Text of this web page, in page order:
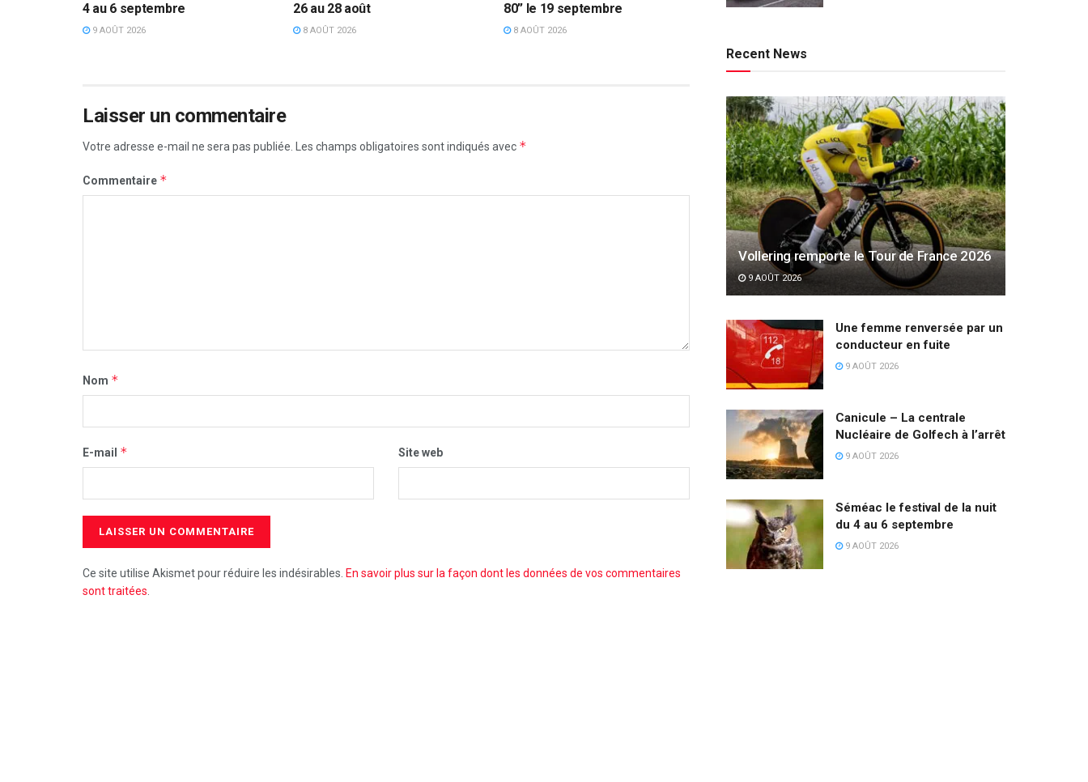
4 au 6 septembre
9 AOÛT 2026
26 au 28 août
8 AOÛT 2026
80” le 19 septembre
8 AOÛT 2026
Laisser un commentaire
Votre adresse e-mail ne sera pas publiée. Les champs obligatoires sont indiqués avec *
Commentaire *
Nom *
E-mail * Site web
Ce site utilise Akismet pour réduire les indésirables. En savoir plus sur la façon dont les données de vos commentaires
sont traitées.
Recent News
Vollering remporte le Tour de France 2026
9 AOÛT 2026
Une femme renversée par un
conducteur en fuite
9 AOÛT 2026
Canicule – La centrale
Nucléaire de Golfech à l’arrêt
9 AOÛT 2026
Séméac le festival de la nuit
du 4 au 6 septembre
9 AOÛT 2026